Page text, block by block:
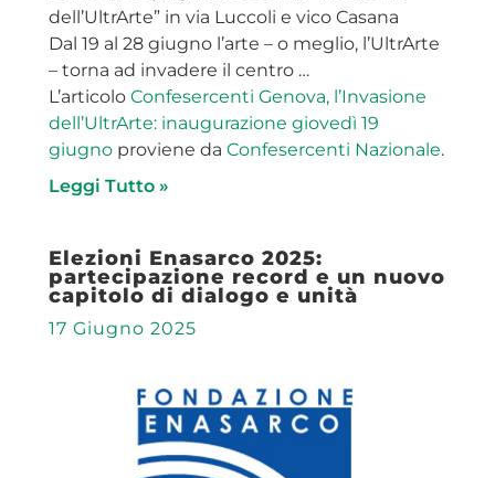
dell’UltrArte” in via Luccoli e vico Casana
Dal 19 al 28 giugno l’arte – o meglio, l’UltrArte
– torna ad invadere il centro …
L’articoloConfesercenti Genova, l’Invasione
dell’UltrArte: inaugurazione giovedì 19
giugno proviene daConfesercenti Nazionale.
Leggi Tutto »
Elezioni Enasarco 2025:
partecipazione record e un nuovo
capitolo di dialogo e unità
17 Giugno 2025